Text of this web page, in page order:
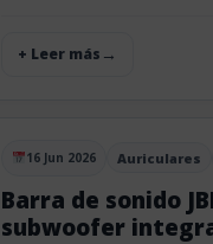
+ Leer más
Publicado el
16 Jun 2026 Auriculares
Barra de sonido
subwoofer